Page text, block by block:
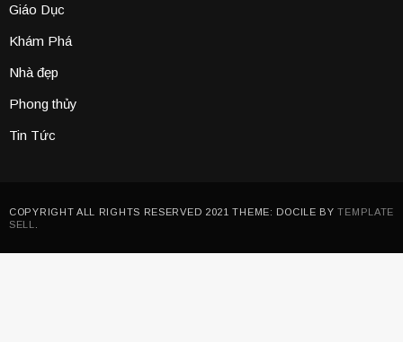
Giáo Dục
Khám Phá
Nhà đẹp
Phong thủy
Tin Tức
COPYRIGHT ALL RIGHTS RESERVED 2021 THEME: DOCILE BYTEMPLATE
SELL